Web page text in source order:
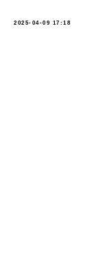
2025-04-09 17:18